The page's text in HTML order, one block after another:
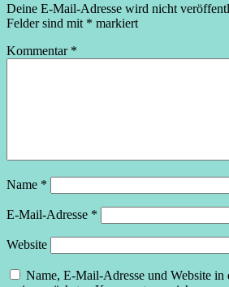
Deine E-Mail-Adresse wird nicht
Felder sind mit * markiert
Kommentar *
Name *
E-Mail-Adresse *
Website
Name, E-Mail-Adresse und Website in